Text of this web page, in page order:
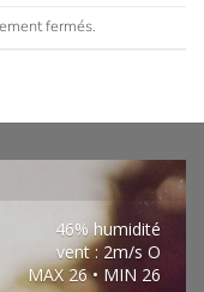
fermés.
46% humidité
vent : 2m/s O
MAX 26 • MIN 26